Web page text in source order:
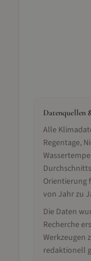
Datenquellen
Alle
Regentage,
Orientierung
von Jahr zu
Die Daten
Recherche
Werkzeugen
redaktionell